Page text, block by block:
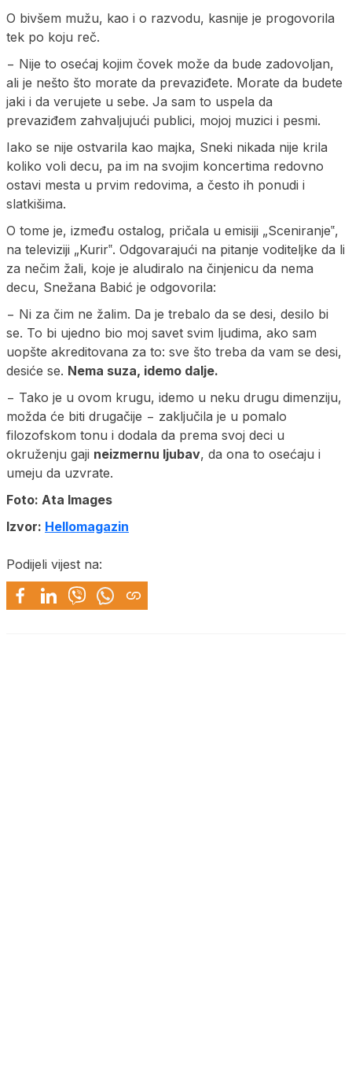
O bivšem mužu, kao i o razvodu, kasnije je progovorila
tek po koju reč.
− Nije to osećaj kojim čovek može da bude zadovoljan,
ali je nešto što morate da prevaziđete. Morate da budete
jaki i da verujete u sebe. Ja sam to uspela da
prevaziđem zahvaljujući publici, mojoj muzici i pesmi.
Iako se nije ostvarila kao majka, Sneki nikada nije krila
koliko voli decu, pa im na svojim koncertima redovno
ostavi mesta u prvim redovima, a često ih ponudi i
slatkišima.
O tome je, između ostalog, pričala u emisiji „Sceniranje‟,
na televiziji „Kurir‟. Odgovarajući na pitanje voditeljke da li
za nečim žali, koje je aludiralo na činjenicu da nema
decu, Snežana Babić je odgovorila:
− Ni za čim ne žalim. Da je trebalo da se desi, desilo bi
se. To bi ujedno bio moj savet svim ljudima, ako sam
uopšte akreditovana za to: sve što treba da vam se desi,
desiće se. Nema suza, idemo dalje.
− Tako je u ovom krugu, idemo u neku drugu dimenziju,
možda će biti drugačije − zaključila je u pomalo
filozofskom tonu i dodala da prema svoj deci u
okruženju gaji neizmernu ljubav, da ona to osećaju i
umeju da uzvrate.
Foto: Ata Images
Izvor: Hellomagazin
Podijeli vijest na: